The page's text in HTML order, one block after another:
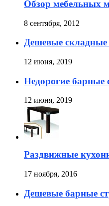
Обзор мебельных
8 сентября, 2012
Дешевые складные
12 июня, 2019
Недорогие барные
12 июня, 2019
Раздвижные
17 ноября, 2016
Дешевые барные